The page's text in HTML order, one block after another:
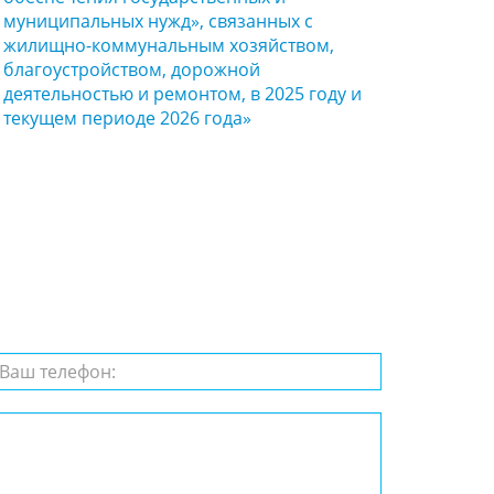
муниципальных нужд», связанных с
жилищно-коммунальным хозяйством,
благоустройством, дорожной
деятельностью и ремонтом, в 2025 году и
текущем периоде 2026 года»